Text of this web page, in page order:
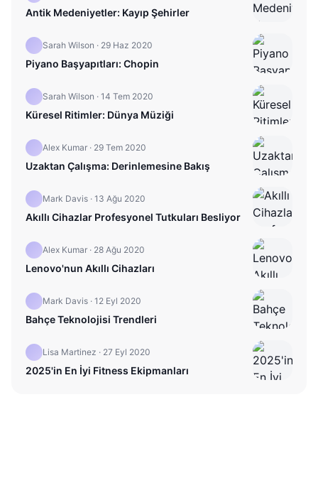
Antik Medeniyetler: Kayıp Şehirler
Sarah Wilson · 29 Haz 2020
Piyano Başyapıtları: Chopin
Sarah Wilson · 14 Tem 2020
Küresel Ritimler: Dünya Müziği
Alex Kumar · 29 Tem 2020
Uzaktan Çalışma: Derinlemesine Bakış
Mark Davis · 13 Ağu 2020
Akıllı Cihazlar Profesyonel Tutkuları Besliyor
Alex Kumar · 28 Ağu 2020
Lenovo'nun Akıllı Cihazları
Mark Davis · 12 Eyl 2020
Bahçe Teknolojisi Trendleri
Lisa Martinez · 27 Eyl 2020
2025'in En İyi Fitness Ekipmanları